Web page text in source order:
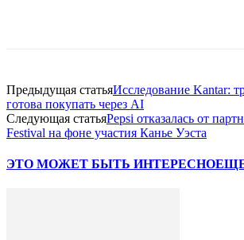
Предыдущая статьяИсследование Kantar:
готова покупать через AI
Следующая статьяPepsi отказалась от
Festival на фоне участия Канье Уэста
ЭТО МОЖЕТ БЫТЬ ИНТЕРЕСНО